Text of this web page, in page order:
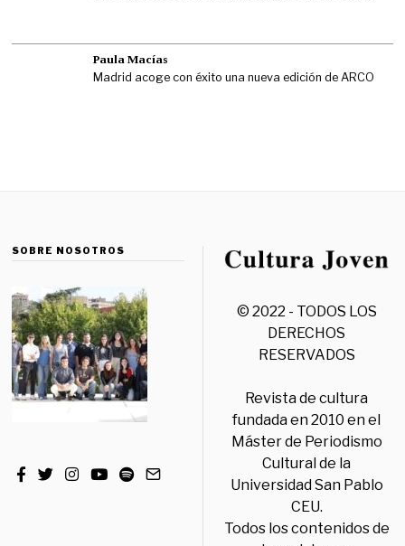
Paula Macías
Madrid acoge con éxito una nueva edición de ARCO
SOBRE NOSOTROS
© 2022 - TODOS LOS
DERECHOS
RESERVADOS
Revista de cultura
fundada en 2010 en el
Máster de Periodismo
Cultural de la
Universidad San Pablo
CEU.
Todos los contenidos de